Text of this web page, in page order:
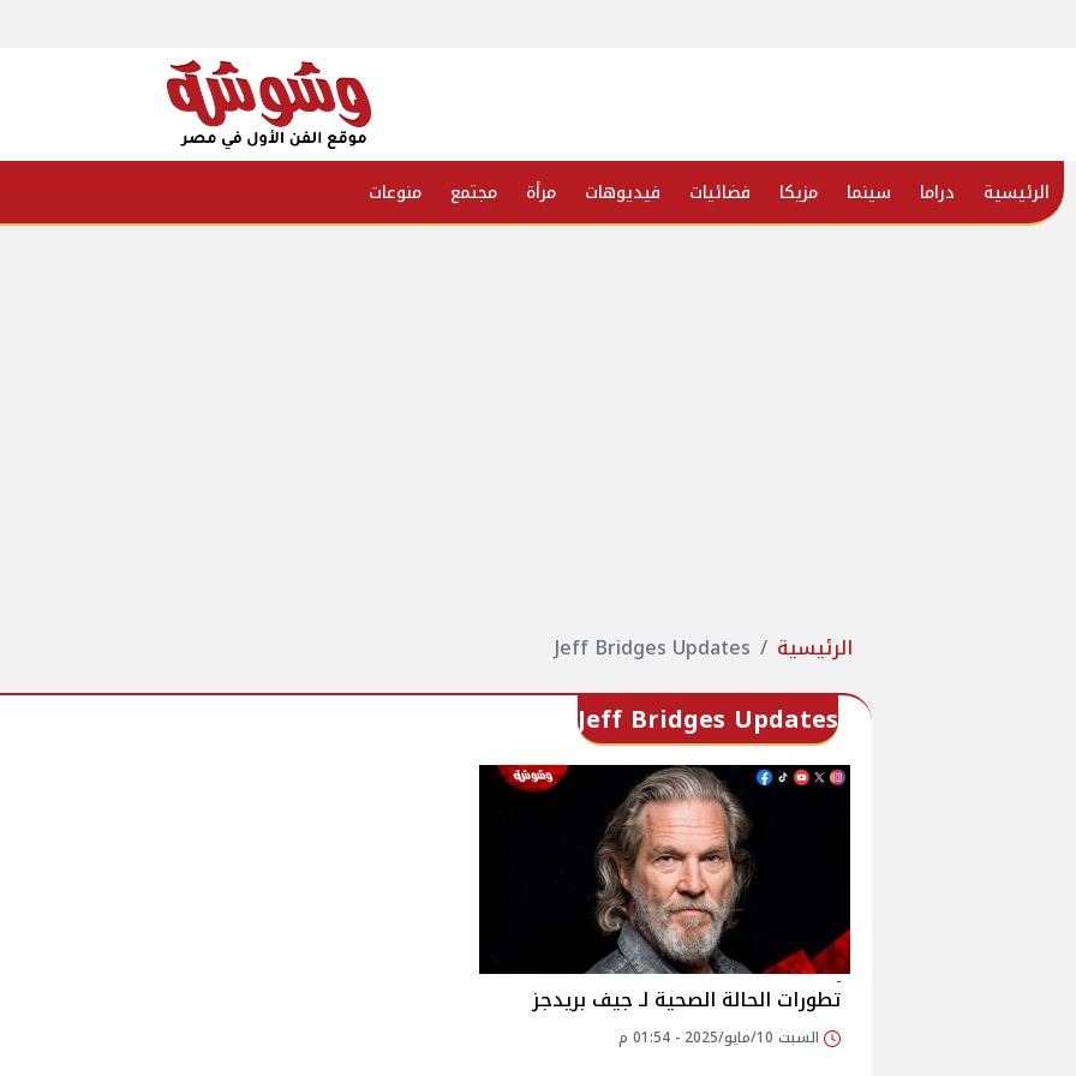
الرئيسية دراما سينما مزيكا فضائيات فيديوهات مرأة مجتمع منوعات
الرئيسية Jeff Bridges Updates
Jeff Bridges Updates
تطورات الحالة الصحية لـ جيف بريدجز
السبت 10/مايو/2025 - 01:54 م